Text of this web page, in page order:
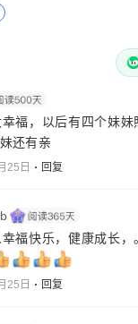
福，以后有四个妹妹
还有亲
25日 回复
福快乐，健康成长，
25日 回复